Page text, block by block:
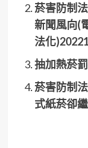
菸害防制
新聞風向(
法化
抽加熱菸
菸害防制
式紙菸卻